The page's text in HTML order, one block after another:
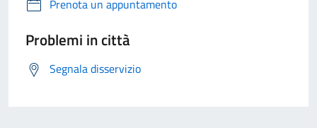
Prenota un appuntamento
Problemi in città
Segnala disservizio